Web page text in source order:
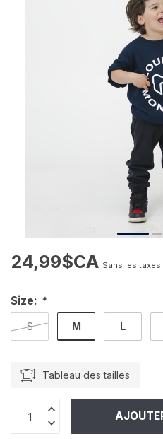
24,99$CA Sans les taxes
Size: *
S M L
Tableau des tailles